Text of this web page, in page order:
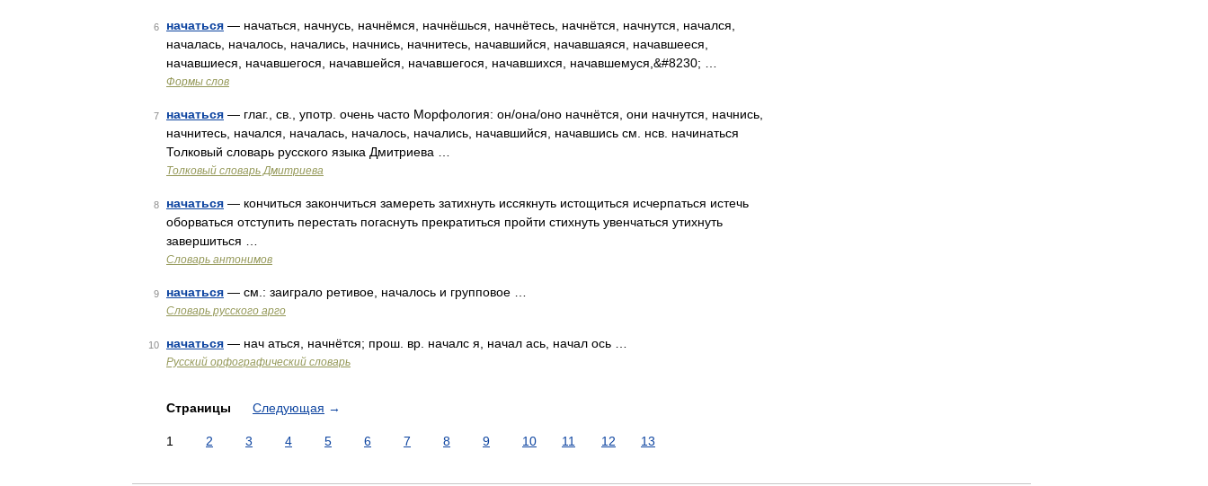
6 начаться — начаться, начнусь, начнёмся, начнёшься, начнётесь, начнётся, начнутся, начался,
началась, началось, начались, начнись, начнитесь, начавшийся, начавшаяся, начавшееся,
начавшиеся, начавшегося, начавшейся, начавшегося, начавшихся, начавшемуся,&#8230; …
Формы слов
7 начаться — глаг., св., употр. очень часто Морфология: он/она/оно начнётся, они начнутся, начнись,
начнитесь, начался, началась, началось, начались, начавшийся, начавшись см. нсв. начинаться
Толковый словарь русского языка Дмитриева …
Толковый словарь Дмитриева
8 начаться — кончиться закончиться замереть затихнуть иссякнуть истощиться исчерпаться истечь
оборваться отступить перестать погаснуть прекратиться пройти стихнуть увенчаться утихнуть
завершиться …
Словарь антонимов
9 начаться — см.: заиграло ретивое, началось и групповое …
Словарь русского арго
10 начаться — нач аться, начнётся; прош. вр. началс я, начал ась, начал ось …
Русский орфографический словарь
Страницы Следующая →
1 2 3 4 5 6 7 8 9 10 11 12 13